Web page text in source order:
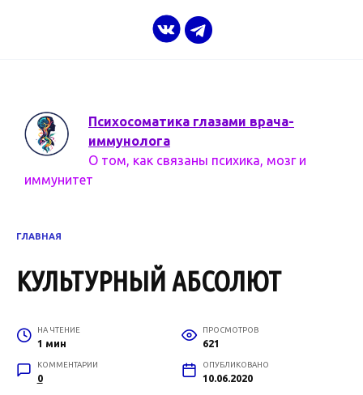
Психосоматика глазами врача-
иммунолога
О том, как связаны психика, мозг и
иммунитет
ГЛАВНАЯ
КУЛЬТУРНЫЙ АБСОЛЮТ
НА ЧТЕНИЕ
1 мин
ПРОСМОТРОВ
621
КОММЕНТАРИИ
0
ОПУБЛИКОВАНО
10.06.2020